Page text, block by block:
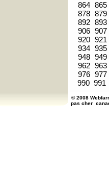
864 865
878 879
892 893
906 907
920 921
934 935
948 949
962 963
976 977
990 991
© 2008
pas cher